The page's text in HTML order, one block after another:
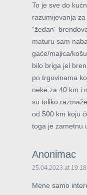
To je sve do
razumijevanja
“žedan”
maturu sam
gaće/majica/
bilo briga jel
po trgovinama
neke za 40 km i
su toliko
od 500 km koju
toga je zametnu
Anonimac
25.04.2023 at 19:18
Mene samo